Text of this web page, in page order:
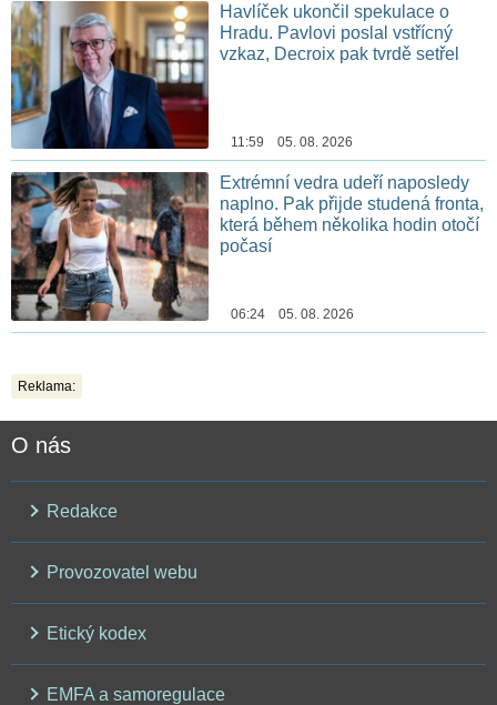
Havlíček ukončil spekulace o
Hradu. Pavlovi poslal vstřícný
vzkaz, Decroix pak tvrdě setřel
11:59 05. 08. 2026
Extrémní vedra udeří naposledy
naplno. Pak přijde studená fronta,
která během několika hodin otočí
počasí
06:24 05. 08. 2026
Reklama:
O nás
Redakce
Provozovatel webu
Etický kodex
EMFA a samoregulace